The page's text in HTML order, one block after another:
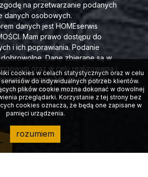
na przetwarzanie podanych
danych osobowych.
danych jest HOMEserwis
Mam prawo dostępu do
i ich poprawiania. Podanie
Dane zbierane są w
oraz w celu realizowania i
umowy lub do podjęcia
żądanie przed zawarciem
cookies w celach statystycznych oraz w celu
do indywidualnych potrzeb klientów.
plików cookie można dokonać w dowolnej
przeglądarki. Korzystanie z tej strony bez
cookies oznacza, że będą one zapisane w
pamięci urządzenia.
rozumiem